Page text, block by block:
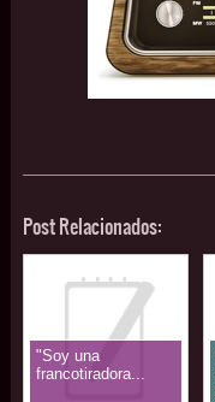
Post Relacionados:
"Soy una
francotiradora...